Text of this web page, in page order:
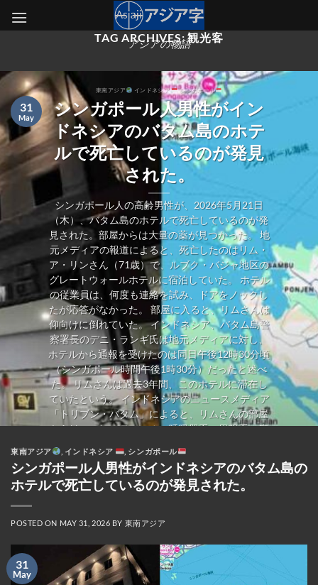
アジアの物語
TAG ARCHIVES:観光客
東南アジア インドネシア シンガポール
シンガポール人男性がイン
ドネシアのバタム島のホテ
ルで死亡しているのが発見
された。
シンガポール人の高齢男性が、2026年5月21日
（木）、バタム島のホテルで死亡しているのが発
見された。部屋からは大量の薬が見つかった。 地
元メディアの報道によると、死亡したのはリム・
ア・リンさん（71歳）で、ルブク・バジャ地区の
グレートウォールホテルに宿泊していた。 ホテル
の従業員は、何度も連絡を試み、ドアをノックし
たが応答がなかった。 部屋に入ると、リムさんは
仰向けに倒れていた。 インドネシア、バタム島警
察署長のデニ・ランギ氏は地元メディアに対し、
ホテルから通報を受けたのは同日午後12時30分頃
（シンガポール時間午後1時30分）だったと述べ
た。 リムさんは過去3年間、このホテルに滞在し
ていたという。 インドネシアのニュースメディア
「トリブン・バタム」によると、リムさんの部屋
からは、コレステロール、呼吸器系、胃腸系の疾
ル剤の箱やボトルも多数あり、中には医師の処方
箋と服用方法の説明書が添付されているものもあ
った。 遺体はその後、死因特定のため検死解剖の
期捜査では暴力の痕跡は見られなかったとし、検
ポールの高齢者は、生活費が安いためシンガポー
ルドルをより有効に活用できることから、バタム
島を頻繁に訪れている。 多くの高齢者は、日用品
31
May
東南アジア インドネシア シンガポール
シンガポール人男性がインドネシアのバタム島の
ホテルで死亡しているのが発見された。
POSTED ON MAY 31, 2026 BY 東南アジア
31
May